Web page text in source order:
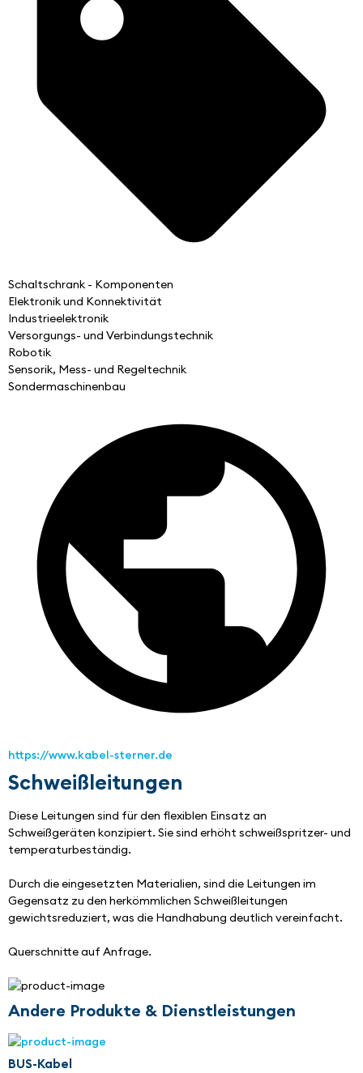
Schaltschrank - Komponenten
Elektronik und Konnektivität
Industrieelektronik
Versorgungs- und Verbindungstechnik
Robotik
Sensorik, Mess- und Regeltechnik
Sondermaschinenbau
https://www.kabel-sterner.de
Schweißleitungen
Diese Leitungen sind für den flexiblen Einsatz an
Schweißgeräten konzipiert. Sie sind erhöht schweißspritzer- und
temperaturbeständig.
Durch die eingesetzten Materialien, sind die Leitungen im
Gegensatz zu den herkömmlichen Schweißleitungen
gewichtsreduziert, was die Handhabung deutlich vereinfacht.
Querschnitte auf Anfrage.
Andere Produkte & Dienstleistungen
BUS-Kabel